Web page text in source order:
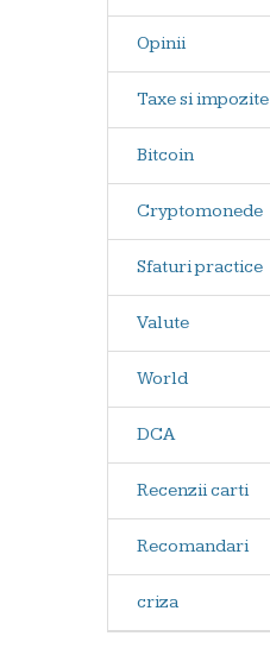
Opinii
Taxe si impozite
Bitcoin
Cryptomonede
Sfaturi practice
Valute
World
DCA
Recenzii carti
Recomandari
criza